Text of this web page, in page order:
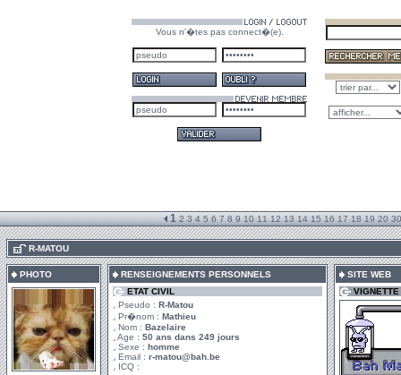
Vous n'�tes pas connect�(e).
1 2 3 4 5 6 7 8 9 10 11 12 13 14 15 16 17 18 19 20 30
R-MATOU
PHOTO
RENSEIGNEMENTS PERSONNELS
ETAT CIVIL
Pseudo : R-Matou
Pr�nom : Mathieu
Nom : Bazelaire
Age : 50 ans dans 249 jours
Sexe : homme
Email : r-matou@bah.be
ICQ :
SITE WEB